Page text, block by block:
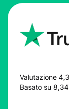
Valutazione 4,3
Basato su